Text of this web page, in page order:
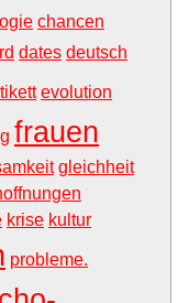
chancen
dates deutsch
evolution
frauen
gleichheit
krise kultur
probleme.